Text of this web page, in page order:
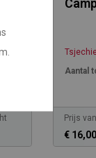
Aantal
Prijs
€ 16,00